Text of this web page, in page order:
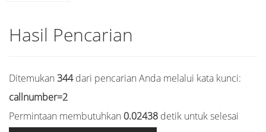
Hasil Pencarian
Ditemukan 344dari pencarian Anda melalui kata kunci:
callnumber=2
Permintaan membutuhkan 0.02438 detik untuk selesai